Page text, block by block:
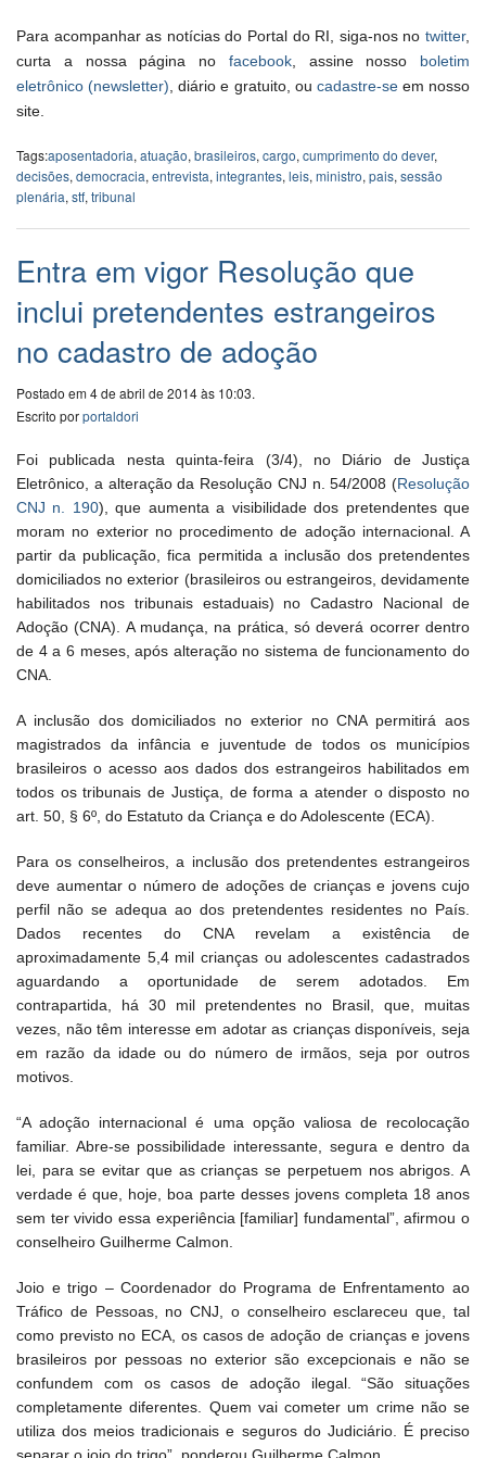
Para acompanhar as notícias do Portal do RI, siga-nos no twitter,
curta a nossa página no facebook, assine nosso boletim
eletrônico (newsletter) , diário e gratuito, ou cadastre-seem nosso
site.
Tags:aposentadoria, atuação, brasileiros, cargo, cumprimento do dever,
decisões, democracia, entrevista, integrantes, leis, ministro, pais, sessão
plenária, stf, tribunal
Entra em vigor Resolução que
inclui pretendentes estrangeiros
no cadastro de adoção
Postado em 4 de abril de 2014 às 10:03.
Escrito porportaldori
Foi publicada nesta quinta-feira (3/4), no Diário de Justiça
Eletrônico, a alteração da Resolução CNJ n. 54/2008 (Resolução
CNJ n. 190), que aumenta a visibilidade dos pretendentes que
moram no exterior no procedimento de adoção internacional. A
partir da publicação, fica permitida a inclusão dos pretendentes
domiciliados no exterior (brasileiros ou estrangeiros, devidamente
habilitados nos tribunais estaduais) no Cadastro Nacional de
Adoção (CNA). A mudança, na prática, só deverá ocorrer dentro
de 4 a 6 meses, após alteração no sistema de funcionamento do
CNA.
A inclusão dos domiciliados no exterior no CNA permitirá aos
magistrados da infância e juventude de todos os municípios
brasileiros o acesso aos dados dos estrangeiros habilitados em
todos os tribunais de Justiça, de forma a atender o disposto no
art. 50, § 6º, do Estatuto da Criança e do Adolescente (ECA).
Para os conselheiros, a inclusão dos pretendentes estrangeiros
deve aumentar o número de adoções de crianças e jovens cujo
perfil não se adequa ao dos pretendentes residentes no País.
Dados recentes do CNA revelam a existência de
aproximadamente 5,4 mil crianças ou adolescentes cadastrados
aguardando a oportunidade de serem adotados. Em
contrapartida, há 30 mil pretendentes no Brasil, que, muitas
vezes, não têm interesse em adotar as crianças disponíveis, seja
em razão da idade ou do número de irmãos, seja por outros
motivos.
“A adoção internacional é uma opção valiosa de recolocação
familiar. Abre-se possibilidade interessante, segura e dentro da
lei, para se evitar que as crianças se perpetuem nos abrigos. A
verdade é que, hoje, boa parte desses jovens completa 18 anos
sem ter vivido essa experiência [familiar] fundamental”, afirmou o
conselheiro Guilherme Calmon.
Joio e trigo – Coordenador do Programa de Enfrentamento ao
Tráfico de Pessoas, no CNJ, o conselheiro esclareceu que, tal
como previsto no ECA, os casos de adoção de crianças e jovens
brasileiros por pessoas no exterior são excepcionais e não se
confundem com os casos de adoção ilegal. “São situações
completamente diferentes. Quem vai cometer um crime não se
utiliza dos meios tradicionais e seguros do Judiciário. É preciso